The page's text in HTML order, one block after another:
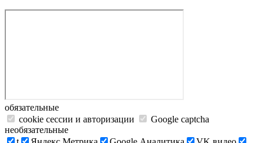
обязательные
cookie сессии и авторизации
Google captcha
необязательные